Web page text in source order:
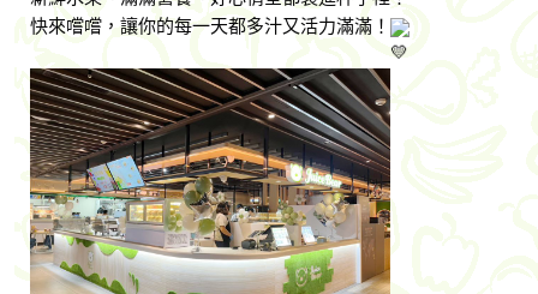
快來嚐嚐，讓你的每一天都多汁又活力滿滿！